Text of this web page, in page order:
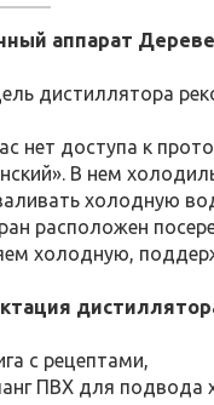
аппарат
дистиллятора
нет доступа к
В нем
холодную
расположен
холодную,
с рецептами,
ПВХ для подвода